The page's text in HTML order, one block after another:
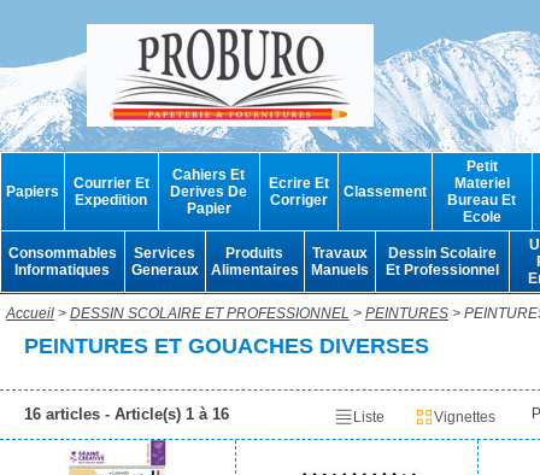
Papiers
Courrier Et
Expedition
Cahiers Et
Derives De
Papier
Ecrire Et
Corriger
Classement
Petit
Materiel
Bureau Et
Ecole
Consommables
Informatiques
Services
Generaux
Produits
Alimentaires
Travaux
Manuels
Dessin Scolaire
Et Professionnel
Accueil > DESSIN SCOLAIRE ET PROFESSIONNEL > PEINTURES >
PEINTURES ET GOUACHES DIVERSES
16 articles - Article(s) 1 à 16 Liste Vignettes